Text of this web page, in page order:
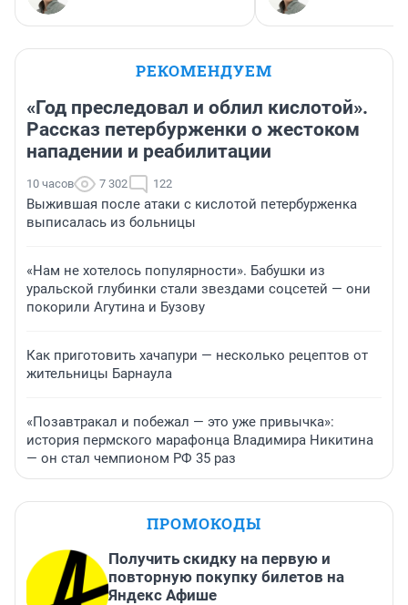
РЕКОМЕНДУЕМ
«Год преследовал и облил кислотой».
Рассказ петербурженки о жестоком
нападении и реабилитации
10 часов 7 302 122
Выжившая после атаки с кислотой петербурженка
выписалась из больницы
«Нам не хотелось популярности». Бабушки из
уральской глубинки стали звездами соцсетей — они
покорили Агутина и Бузову
Как приготовить хачапури — несколько рецептов от
жительницы Барнаула
«Позавтракал и побежал — это уже привычка»:
история пермского марафонца Владимира Никитина
— он стал чемпионом РФ 35 раз
ПРОМОКОДЫ
Получить скидку на первую и
повторную покупку билетов на
Яндекс Афише